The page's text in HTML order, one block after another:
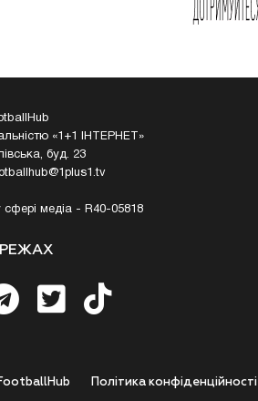
«1+1 ІНТЕРНЕТ»
буд. 23
сфері медіа - R40-05818
Полiтика конфiденцiйностi